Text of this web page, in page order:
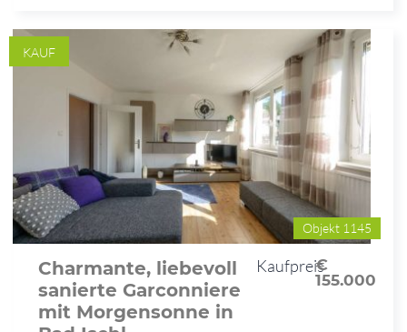
KAUF
Objekt 1145
Charmante, liebevoll
sanierte Garconniere
mit Morgensonne in
Kaufpreis
€
155.000